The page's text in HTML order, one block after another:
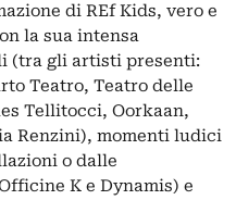
di REf Kids, vero e
la sua intensa
(tra gli artisti presenti:
Teatro, Teatro delle
Tellitocci, Oorkaan,
Renzini), momenti ludici
o dalle
K e Dynamis) e